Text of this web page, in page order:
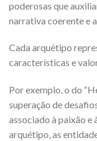
poderosas que
narrativa coerente e
Cada arquétipo
características e
Por exemplo, o do
superação de
associado à paixão e
arquétipo, as